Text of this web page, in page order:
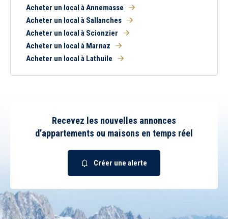
Acheter un local à Annemasse
Acheter un local à Sallanches
Acheter un local à Scionzier
Acheter un local à Marnaz
Acheter un local à Lathuile
Recevez les nouvelles annonces
d’appartements ou maisons en temps réel
Créer une alerte